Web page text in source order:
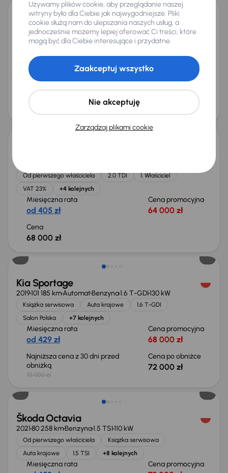
Audi A4
2018182 056 kmAutomat Diesel2.0 TDI140 kW
Książka serwisowa Auta krajowe 2.0 TDI
+10 kolejnych
Miesięczna rata
od 393 zł
Cena promocyjna
62 000 zł
Cena
66 000 zł
Możliwość odliczenia VAT
Od pierwszego właściciela 2.0 TDI
1. Właściciel
VAT 23%
+4 kolejnych
Miesięczna rata
od 405 zł
Cena promocyjna
64 000 zł
Cena
68 000 zł
Taniej o 1 000 zł
Kia Sportage
2019101 185 kmAutomatBenzyna1.6 T-GDI130 kW
Książka serwisowa Auta krajowe
1.6 T-GDI
Salon Polska
+7 kolejnych
Miesięczna rata
od 429 zł
Cena promocyjna
68 000 zł
Najniższa cena z 30 dni przed
obniżką
73 000 zł
Cena po obniżce
72 000 zł
Możliwość odliczenia VAT
Škoda Octavia
202180 258 kmBenzyna1.5 TSI110 kW
Od pierwszego właściciela
Książka serwisowa
Auta krajowe
1.5 TSI +8 kolejnych
Miesięczna rata Cena promocyjna
Używamy plików cookie, aby przeglądanie naszej
witryny było dla Ciebie jak najwygodniejsze. Pliki
cookie służą nam do ulepszania naszych usług, a
jednocześnie możemy lepiej oferować Ci treści, które
mogą być dla Ciebie interesujące i przydatne.
Zarządzaj plikami cookie
Nie akceptuję
Zaakceptuj wszystko